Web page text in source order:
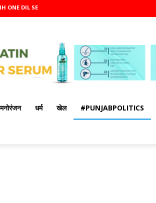
ONE DIL SE
मनोरंजन धर्म खेल #PUNJABPOLITICS